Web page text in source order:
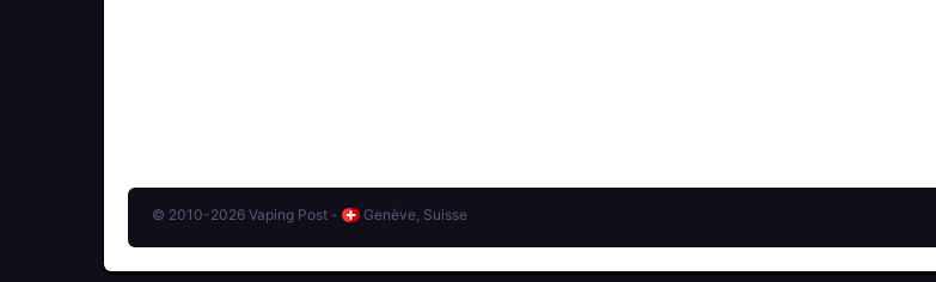
© 2010-2026 Vaping Post - Genève, Suisse